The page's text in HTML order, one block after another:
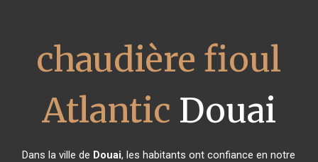
chaudière fioul
Atlantic Douai
Dans la ville de Douai, les habitants ont confiance en notre